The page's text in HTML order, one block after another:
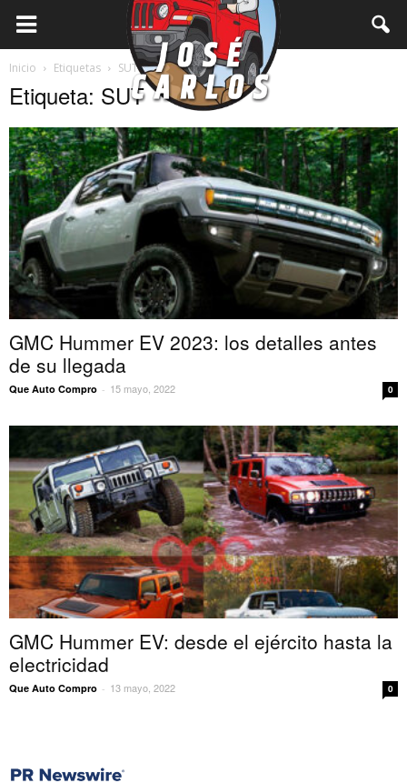
Inicio Etiquetas SUT
Etiqueta: SUT
GMC Hummer EV 2023: los detalles antes
de su llegada
Que Auto Compro - 15 mayo, 2022 0
GMC Hummer EV: desde el ejército hasta la
electricidad
Que Auto Compro - 13 mayo, 2022 0